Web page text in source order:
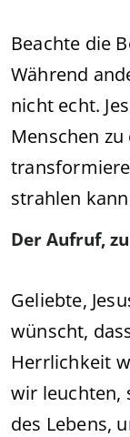
Beachte die
Während
nicht echt.
Menschen
strahlen
Der Aufruf,
Geliebte,
wünscht,
Herrlichkeit
wir leuchten,
des Lebens,